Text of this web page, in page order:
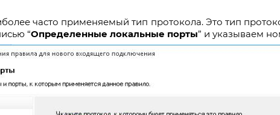
часто применяемый тип протокола. Это тип
“Определенные локальные порты” и указываем